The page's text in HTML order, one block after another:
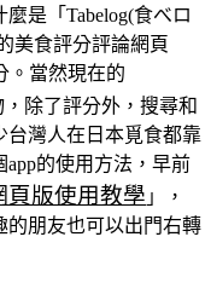
是「Tabelog(食べロ
美食評分評論網頁
。當然現在的
除了評分外，搜尋和
灣人在日本覓食都靠
的使用方法，早前
頁版使用教學 」，
的朋友也可以出門右轉